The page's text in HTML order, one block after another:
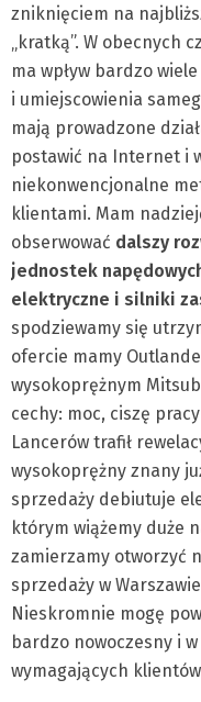
zniknięciem na
„kratką”. W obecnych
ma wpływ bardzo
i umiejscowienia
mają prowadzone
postawić na Internet i
niekonwencjonalne
klientami. Mam
obserwować dalszy
jednostek
elektryczne i silniki
spodziewamy się
ofercie mamy
wysokoprężnym
cechy: moc, ciszę
Lancerów trafił
wysokoprężny znany
sprzedaży debiutuje
którym wiążemy duże
zamierzamy otworzyć
sprzedaży w
Nieskromnie mogę
bardzo nowoczesny i
wymagających